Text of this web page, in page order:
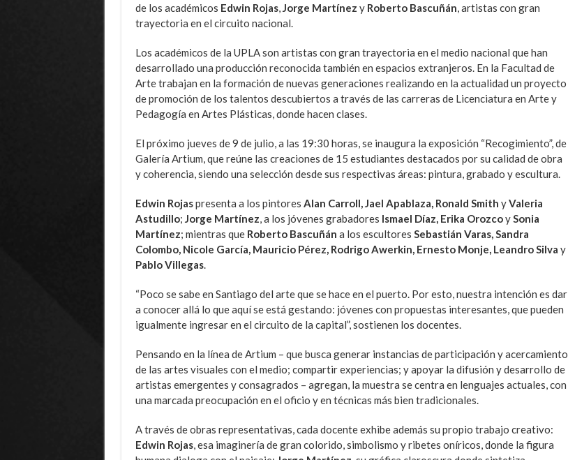
de los académicos Edwin Rojas, Jorge Martínez y Roberto Bascuñán , artistas con gran
trayectoria en el circuito nacional.
Los académicos de la UPLA son artistas con gran trayectoria en el medio nacional que han
desarrollado una producción reconocida también en espacios extranjeros. En la Facultad de
Arte trabajan en la formación de nuevas generaciones realizando en la actualidad un proyecto
de promoción de los talentos descubiertos a través de las carreras de Licenciatura en Arte y
Pedagogía en Artes Plásticas, donde hacen clases.
El próximo jueves de 9 de julio, a las 19:30 horas, se inaugura la exposición “Recogimiento”, de
Galería Artium, que reúne las creaciones de 15 estudiantes destacados por su calidad de obra
y coherencia, siendo una selección desde sus respectivas áreas: pintura, grabado y escultura.
Edwin Rojaspresenta a los pintores Alan Carroll, Jael Apablaza, Ronald Smith yValeria
Astudillo; Jorge Martínez , a los jóvenes grabadores Ismael Díaz, Erika OrozcoySonia
Martínez; mientras que Roberto Bascuñán a los escultores Sebastián Varas, Sandra
Colombo, Nicole García, Mauricio Pérez, Rodrigo Awerkin, Ernesto Monje, Leandro Silva y
Pablo Villegas.
“Poco se sabe en Santiago del arte que se hace en el puerto. Por esto, nuestra intención es dar
a conocer allá lo que aquí se está gestando: jóvenes con propuestas interesantes, que pueden
igualmente ingresar en el circuito de la capital”, sostienen los docentes.
Pensando en la línea de Artium – que busca generar instancias de participación y acercamiento
de las artes visuales con el medio; compartir experiencias; y apoyar la difusión y desarrollo de
artistas emergentes y consagrados – agregan, la muestra se centra en lenguajes actuales, con
una marcada preocupación en el oficio y en técnicas más bien tradicionales.
A través de obras representativas, cada docente exhibe además su propio trabajo creativo:
Edwin Rojas, esa imaginería de gran colorido, simbolismo y ribetes oníricos, donde la figura